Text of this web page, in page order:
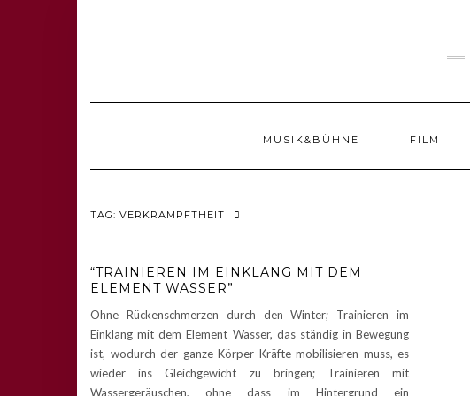
MUSIK&BÜHNE FILM
TAG: VERKRAMPFTHEIT
“TRAINIEREN IM EINKLANG MIT DEM
ELEMENT WASSER”
Ohne Rückenschmerzen durch den Winter; Trainieren im
Einklang mit dem Element Wasser, das ständig in Bewegung
ist, wodurch der ganze Körper Kräfte mobilisieren muss, es
wieder ins Gleichgewicht zu bringen; Trainieren mit
Wassergeräuschen, ohne dass im Hintergrund ein